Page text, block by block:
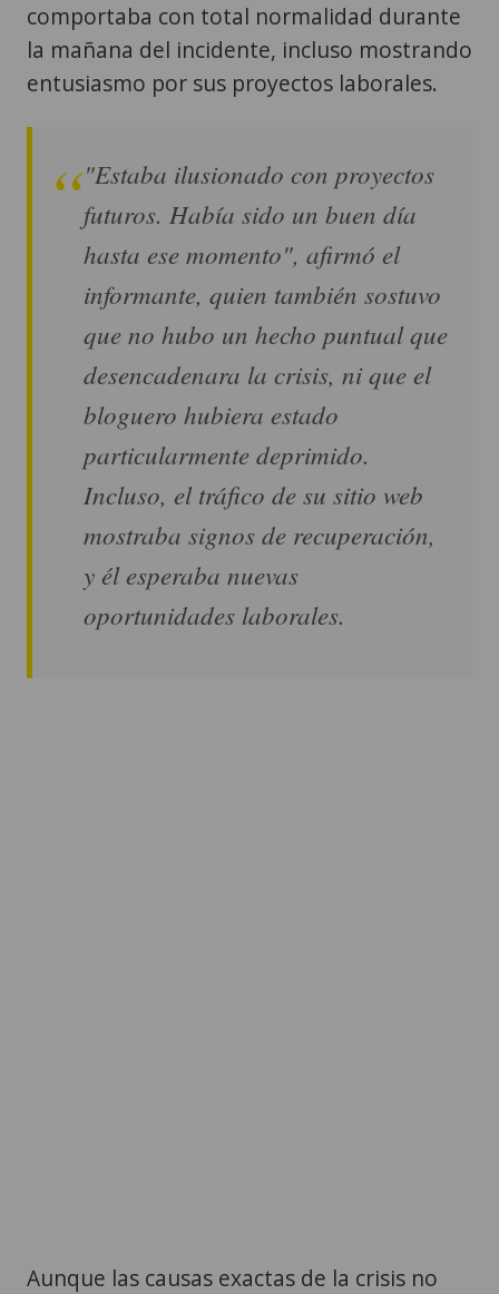
comportaba con total normalidad durante
la mañana del incidente, incluso mostrando
entusiasmo por sus proyectos laborales.
"Estaba ilusionado con proyectos
futuros. Había sido un buen día
hasta ese momento", afirmó el
informante, quien también sostuvo
que no hubo un hecho puntual que
desencadenara la crisis, ni que el
bloguero hubiera estado
particularmente deprimido.
Incluso, el tráfico de su sitio web
mostraba signos de recuperación,
y él esperaba nuevas
oportunidades laborales.
Aunque las causas exactas de la crisis no